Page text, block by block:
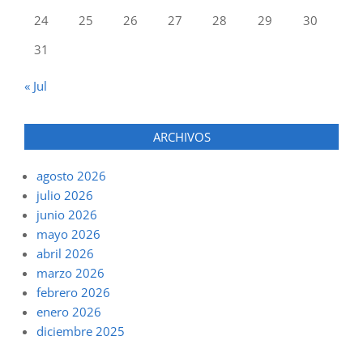
24
25 26 27 28 29
30
31
« Jul
ARCHIVOS
agosto 2026
julio 2026
junio 2026
mayo 2026
abril 2026
marzo 2026
febrero 2026
enero 2026
diciembre 2025